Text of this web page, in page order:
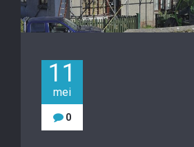
11
mei
0